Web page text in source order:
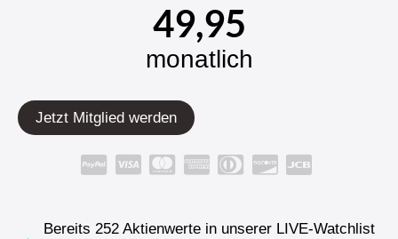
49,95
monatlich
Jetzt Mitglied werden
Bereits 252 Aktienwerte in unserer LIVE-Watchlist